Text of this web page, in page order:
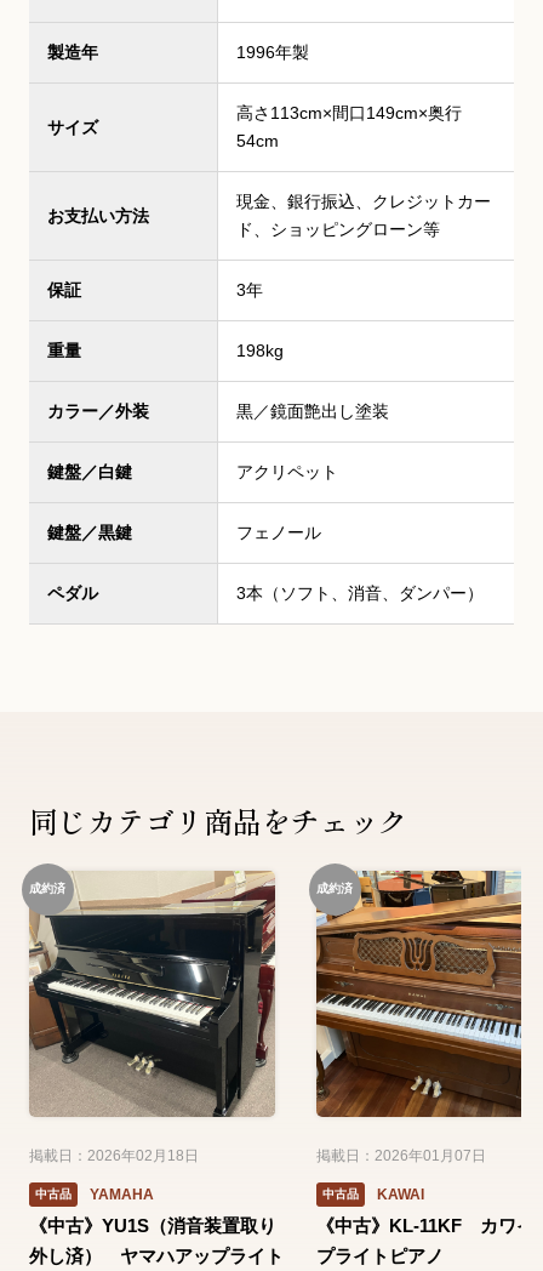
製造年 1996年製
サイズ
高さ113cm×間口149cm×奥行
54cm
お支払い方法
現金、銀行振込、クレジットカー
ド、ショッピングローン等
保証 3年
重量 198kg
カラー／外装 黒／鏡面艶出し塗装
鍵盤／白鍵 アクリペット
鍵盤／黒鍵 フェノール
ペダル 3本（ソフト、消音、ダンパー）
同じカテゴリ商品をチェック
成約済
掲載日：2026年02月18日
中古品 YAMAHA
《中古》YU1S（消音装置取り
外し済） ヤマハアップライト
成約済
掲載日：2026年01月07日
中古品 KAWAI
《中古》KL-11KF カワイ
プライトピアノ